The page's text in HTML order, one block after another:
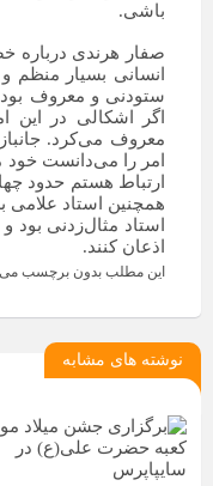
باشی.
صفار هرندی درباره
انسانی بسیار منظم
ستودنی و معروف
اگر اشکالی در این
معروف می‌کرد.
ارتباط هستم حدود
همچنین استاد علامی
استاد مثال‌زدنی بود
اذعان کنند.
این مطلب بدون برچسب می
نوشته های مشابه